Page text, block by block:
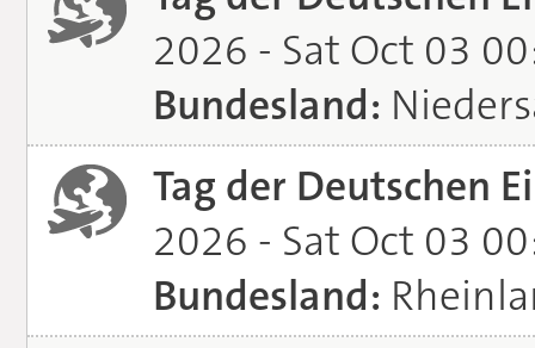
2026 - Sat Oct 03
Bundesland:
Tag der Deutschen
2026 - Sat Oct 03
Bundesland: